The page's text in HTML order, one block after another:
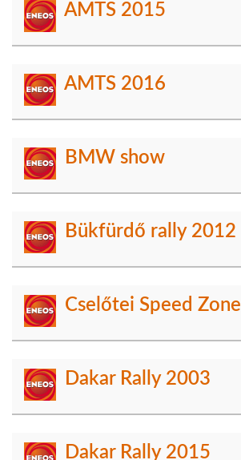
AMTS 2015
AMTS 2016
BMW show
Bükfürdő rally 2012
Cselőtei Speed Zone
Dakar Rally 2003
Dakar Rally 2015